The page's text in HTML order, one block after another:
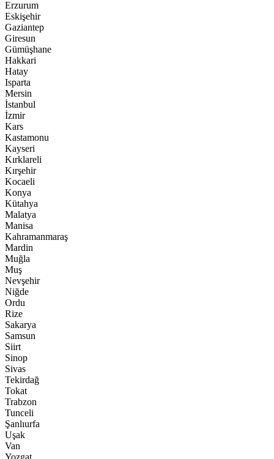
Erzurum
Eskişehir
Gaziantep
Giresun
Gümüşhane
Hakkari
Hatay
Isparta
Mersin
İstanbul
İzmir
Kars
Kastamonu
Kayseri
Kırklareli
Kırşehir
Kocaeli
Konya
Kütahya
Malatya
Manisa
Kahramanmaraş
Mardin
Muğla
Muş
Nevşehir
Niğde
Ordu
Rize
Sakarya
Samsun
Siirt
Sinop
Sivas
Tekirdağ
Tokat
Trabzon
Tunceli
Şanlıurfa
Uşak
Van
Yozgat